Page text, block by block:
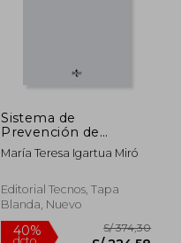
Sistema de
Prevención de
Riesgos Laborales
María Teresa Igartua Miró
Editorial Tecnos, Tapa
Blanda, Nuevo